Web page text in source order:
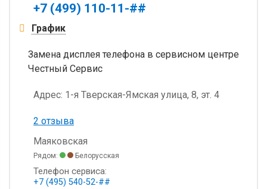
+7 (499) 110-11-##
График
Замена дисплея телефона в сервисном центре
Честный Сервис
Адрес: 1-я Тверская-Ямская улица, 8, эт. 4
2 отзыва
Маяковская
Рядом: Белорусская
Телефон сервиса:
+7 (495) 540-52-##